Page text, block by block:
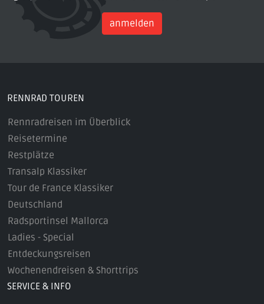
anmelden
RENNRAD TOUREN
Rennradreisen im Überblick
Reisetermine
Restplätze
Transalp Klassiker
Tour de France Klassiker
Deutschland
Radsportinsel Mallorca
Ladies - Special
Entdeckungsreisen
Wochenendreisen & Shorttrips
SERVICE & INFO